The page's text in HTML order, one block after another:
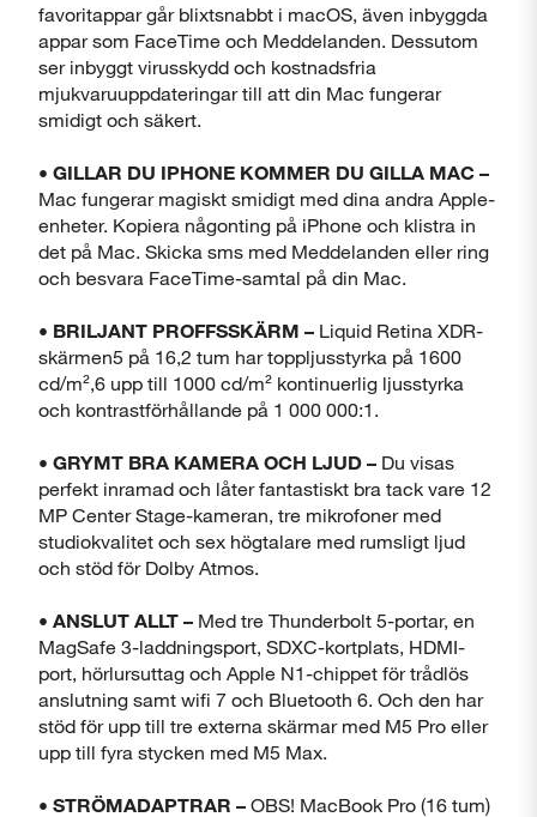
favoritappar går blixtsnabbt i macOS, även inbyggda
appar som FaceTime och Meddelanden. Dessutom
ser inbyggt virusskydd och kostnadsfria
mjukvaruuppdateringar till att din Mac fungerar
smidigt och säkert.
• GILLAR DU IPHONE KOMMER DU GILLA MAC –
Mac fungerar magiskt smidigt med dina andra Apple-
enheter. Kopiera någonting på iPhone och klistra in
det på Mac. Skicka sms med Meddelanden eller ring
och besvara FaceTime-samtal på din Mac.
• BRILJANT PROFFSSKÄRM – Liquid Retina XDR-
skärmen5 på 16,2 tum har toppljusstyrka på 1600
cd/m²,6 upp till 1000 cd/m² kontinuerlig ljusstyrka
och kontrastförhållande på 1 000 000:1.
• GRYMT BRA KAMERA OCH LJUD – Du visas
perfekt inramad och låter fantastiskt bra tack vare 12
MP Center Stage-kameran, tre mikrofoner med
studiokvalitet och sex högtalare med rumsligt ljud
och stöd för Dolby Atmos.
• ANSLUT ALLT – Med tre Thunderbolt 5-portar, en
MagSafe 3-laddningsport, SDXC-kortplats, HDMI-
port, hörlursuttag och Apple N1-chippet för trådlös
anslutning samt wifi 7 och Bluetooth 6. Och den har
stöd för upp till tre externa skärmar med M5 Pro eller
upp till fyra stycken med M5 Max.
• STRÖMADAPTRAR – OBS! MacBook Pro (16 tum)